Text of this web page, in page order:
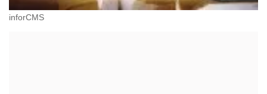
inforCMS